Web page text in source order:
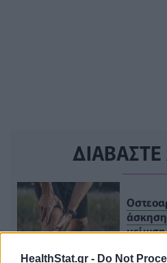
HealthStat.gr - Do Not